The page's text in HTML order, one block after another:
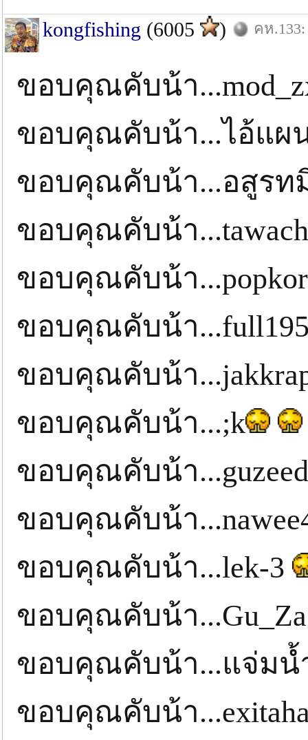
kongfishing (6005 ) คห
ขอบคุณคับน้า
ขอบคุณคับน้า...ไอ้แผ
ขอบคุณคับน้า...อสูรท
ขอบคุณคับน้า
ขอบคุณคับน้า
ขอบคุณคับน้า
ขอบคุณคับน้า
ขอบคุณคับน้า...;k
ขอบคุณคับน้า
ขอบคุณคับน้า
ขอบคุณคับน้า...lek-3
ขอบคุณคับน้า
ขอบคุณคับน้า...แจ่มน้
ขอบคุณคับน้า